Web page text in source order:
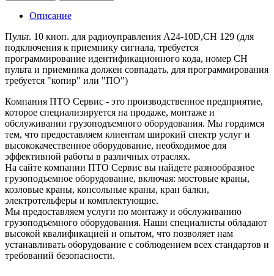
Описание
Пульт. 10 кноп. для радиоуправления А24-10D,СН 129 (для
подключения к приемнику сигнала, требуется
программирование идентификационного кода, номер СН
пульта и приемника должен совпадать, для программирования
требуется "копир" или "ПО")
Компания ПТО Сервис - это производственное предприятие,
которое специализируется на продаже, монтаже и
обслуживании грузоподъемного оборудования. Мы гордимся
тем, что предоставляем клиентам широкий спектр услуг и
высококачественное оборудование, необходимое для
эффективной работы в различных отраслях.
На сайте компании ПТО Сервис вы найдете разнообразное
грузоподъемное оборудование, включая: мостовые краны,
козловые краны, консольные краны, кран балки,
электротельферы и комплектующие.
Мы предоставляем услуги по монтажу и обслуживанию
грузоподъемного оборудования. Наши специалисты обладают
высокой квалификацией и опытом, что позволяет нам
устанавливать оборудование с соблюдением всех стандартов и
требований безопасности.